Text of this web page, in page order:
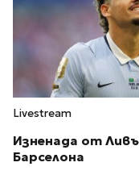
Livestream
Изненада от
Барселона